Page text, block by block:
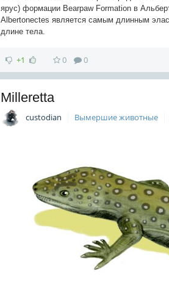
ярус) формации Bearpaw Formation в
Albertonectes является самым длинным
длине тела.
+1 0 0
Milleretta
custodian Вымершие животные